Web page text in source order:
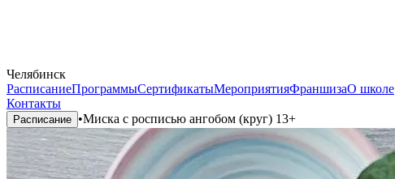
Челябинск
РасписаниеПрограммыСертификатыМероприятияФраншизаО школе
Контакты
Расписание •Миска с росписью ангобом (круг) 13+